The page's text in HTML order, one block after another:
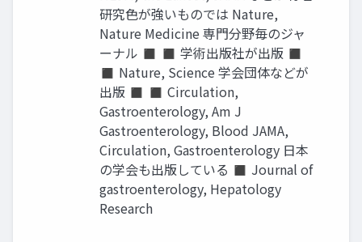
研究色が強いものでは Nature,
Nature Medicine 専門分野毎のジャ
ーナル ◼ ◼ 学術出版社が出版 ◼
◼ Nature, Science 学会団体などが
出版 ◼ ◼ Circulation,
Gastroenterology, Am J
Gastroenterology, Blood JAMA,
Circulation, Gastroenterology 日本
の学会も出版している ◼ Journal of
gastroenterology, Hepatology
Research